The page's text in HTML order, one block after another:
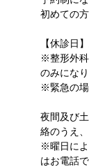
初めての
【休診日
※整形外
のみになり
※緊急の場
夜間及び
絡のうえ
※曜日によ
はお電話